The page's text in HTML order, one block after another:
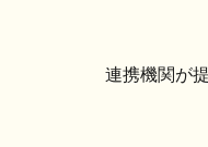
連携機関が